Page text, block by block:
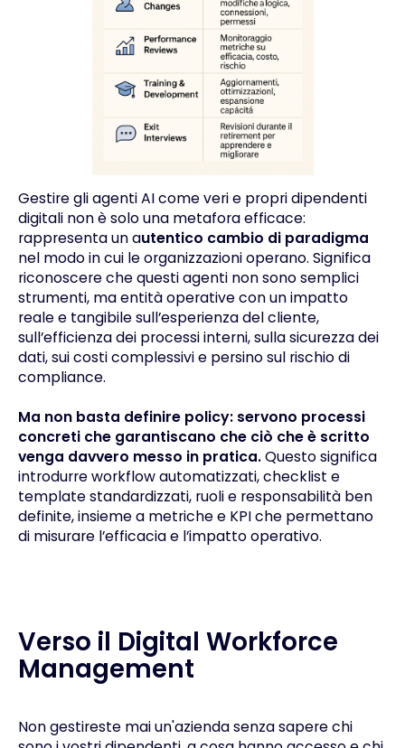
Gestire gli agenti AI come veri e propri dipendenti
digitali non è solo una metafora efficace:
rappresenta un autentico cambio di paradigma
nel modo in cui le organizzazioni operano. Significa
riconoscere che questi agenti non sono semplici
strumenti, ma entità operative con un impatto
reale e tangibile sull’esperienza del cliente,
sull’efficienza dei processi interni, sulla sicurezza dei
dati, sui costi complessivi e persino sul rischio di
compliance.
Ma non basta definire policy: servono processi
concreti che garantiscano che ciò che è scritto
venga davvero messo in pratica.Questo significa
introdurre workflow automatizzati, checklist e
template standardizzati, ruoli e responsabilità ben
definite, insieme a metriche e KPI che permettano
di misurare l’efficacia e l’impatto operativo.
Verso il Digital Workforce
Management
Non gestireste mai un'azienda senza sapere chi